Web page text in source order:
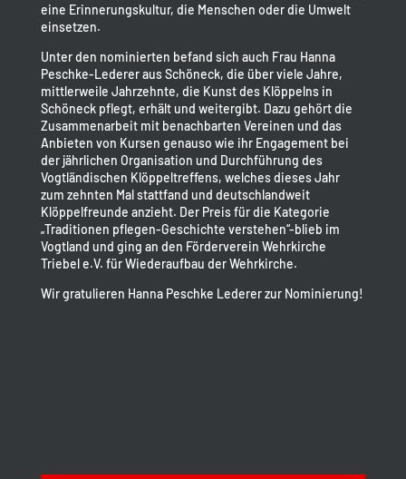
eine Erinnerungskultur, die Menschen oder die Umwelt
einsetzen.
Unter den nominierten befand sich auch Frau Hanna
Peschke-Lederer aus Schöneck, die über viele Jahre,
mittlerweile Jahrzehnte, die Kunst des Klöppelns in
Schöneck pflegt, erhält und weitergibt. Dazu gehört die
Zusammenarbeit mit benachbarten Vereinen und das
Anbieten von Kursen genauso wie ihr Engagement bei
der jährlichen Organisation und Durchführung des
Vogtländischen Klöppeltreffens, welches dieses Jahr
zum zehnten Mal stattfand und deutschlandweit
Klöppelfreunde anzieht. Der Preis für die Kategorie
„Traditionen pflegen-Geschichte verstehen“-blieb im
Vogtland und ging an den Förderverein Wehrkirche
Triebel e.V. für Wiederaufbau der Wehrkirche.
Wir gratulieren Hanna Peschke Lederer zur Nominierung!